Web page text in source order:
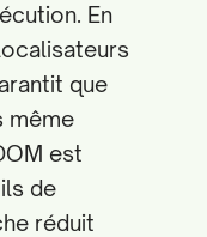
En
que
même
est
de
réduit